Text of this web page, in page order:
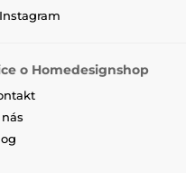
Instagram
o Homedesignshop